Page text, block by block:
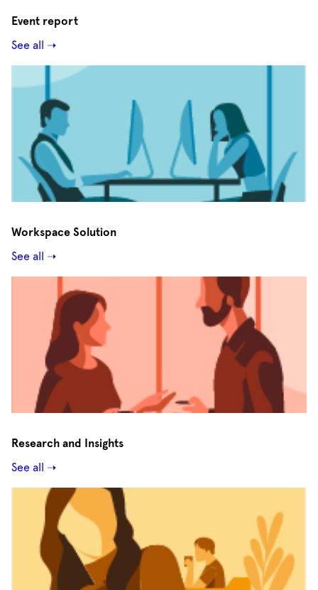
Event report
See all ➝
Workspace Solution
See all ➝
Research and Insights
See all ➝